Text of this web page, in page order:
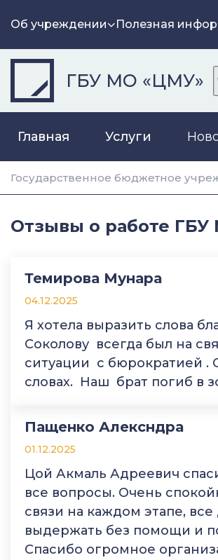
Об учреждении Полезная
ГБУ МО «ЦМУ»
Главная Услуги
Государственное бюджетное
Отзывы о работе
Темирова Мунара
04.12.2025
Я хотела выразить слова
Соколову всегда был на
ситуации с бюрократией .
словах. Наш брат погиб в
Пащенко Алексндра
01.12.2025
Цой Акмаль Адреевич
все вопросы. Очень
связи на каждом этапе,
выдержать без помощи и
Спасибо огромное